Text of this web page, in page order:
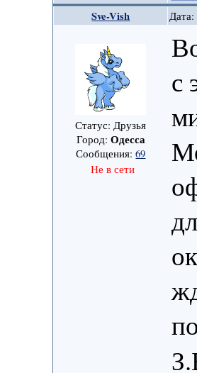
Sve-Vish
Статус: Друзья
Город: Одесса
Сообщения:69
Не в сети
с